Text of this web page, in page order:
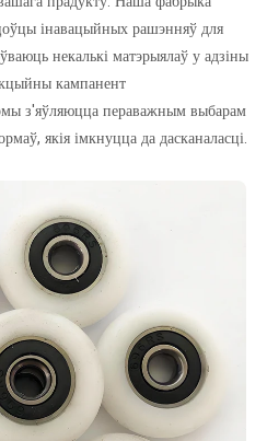
інавацыйных рашэнняў для
некалькі матэрыялаў у адзіны
кампанент
з'яўляюцца пераважным выбарам
якія імкнуцца да дасканаласці.